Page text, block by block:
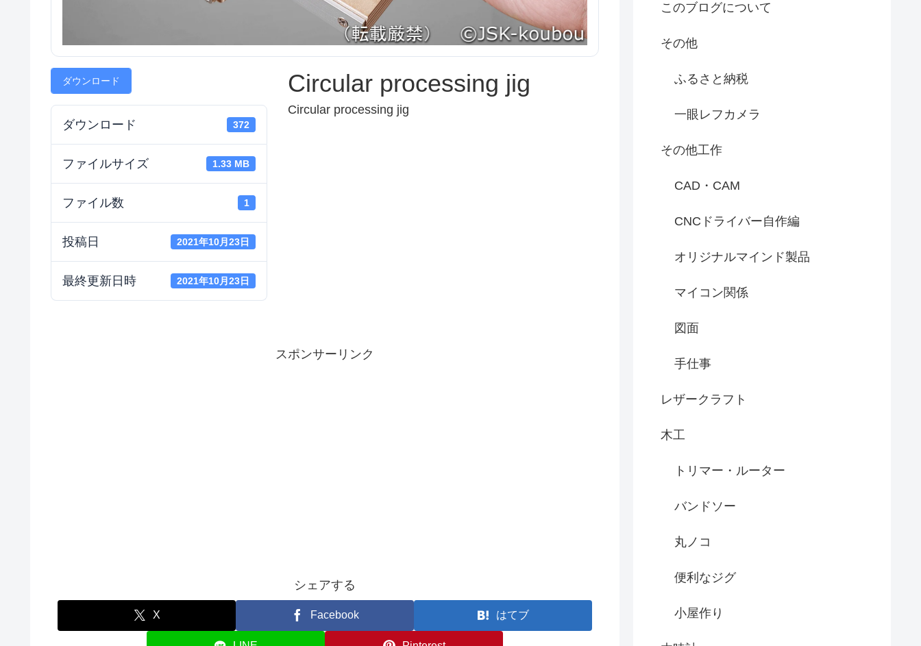
ダウンロード
ダウンロード 372
ファイルサイズ 1.33 MB
ファイル数 1
投稿日 2021年10月23日
最終更新日時 2021年10月23日
Circular processing jig
Circular processing jig
スポンサーリンク
シェアする
X Facebook はてブ
このブログについて
その他
ふるさと納税
一眼レフカメラ
その他工作
CAD・CAM
CNCドライバー自作編
オリジナルマインド製品
マイコン関係
図面
手仕事
レザークラフト
木工
トリマー・ルーター
バンドソー
丸ノコ
便利なジグ
小屋作り